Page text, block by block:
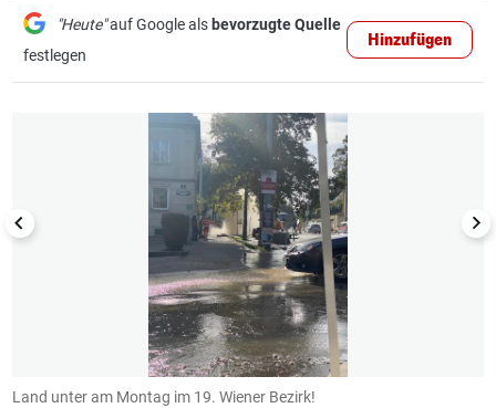
"Heute"auf Google als bevorzugte Quelle
festlegen
Hinzufügen
1/3
Land unter am Montag im 19. Wiener Bezirk!